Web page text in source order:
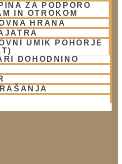
ZA PODPORO
IN OTROKOM
HRANA
UMIK POHORJE
DOHODNINO